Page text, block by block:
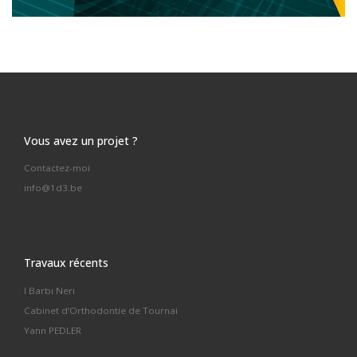
Vous avez un projet ?
Contactez-moi
info@1d3.be
Travaux récents
I Barbi Neri
Cabinet d’Orthodontie de Tournai
Yann PEDLER